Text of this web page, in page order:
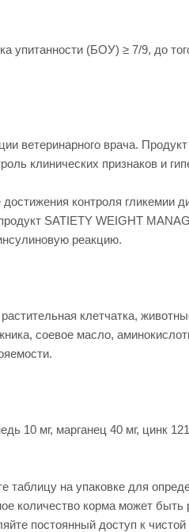
(БОУ) ≥ 7/9, до
ветеринарного врача.
клинических признаков и
контроля гликемии
SATIETY WEIGHT
реакцию.
клетчатка,
соевое масло,
10 мг, марганец 40 мг, цинк
таблицу на упаковке для
количество корма может быть
постоянный доступ к чистой